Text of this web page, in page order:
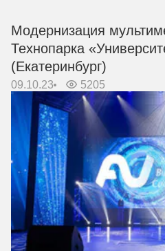
Модернизация
Технопарка
(Екатеринбург)
09.10.23 5205